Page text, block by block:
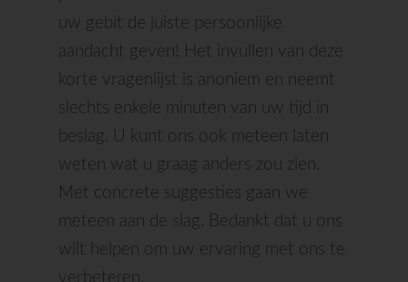
uw gebit de juiste persoonlijke
aandacht geven! Het invullen van deze
korte vragenlijst is anoniem en neemt
slechts enkele minuten van uw tijd in
beslag. U kunt ons ook meteen laten
weten wat u graag anders zou zien.
Met concrete suggesties gaan we
meteen aan de slag. Bedankt dat u ons
wilt helpen om uw ervaring met ons te
verbeteren.